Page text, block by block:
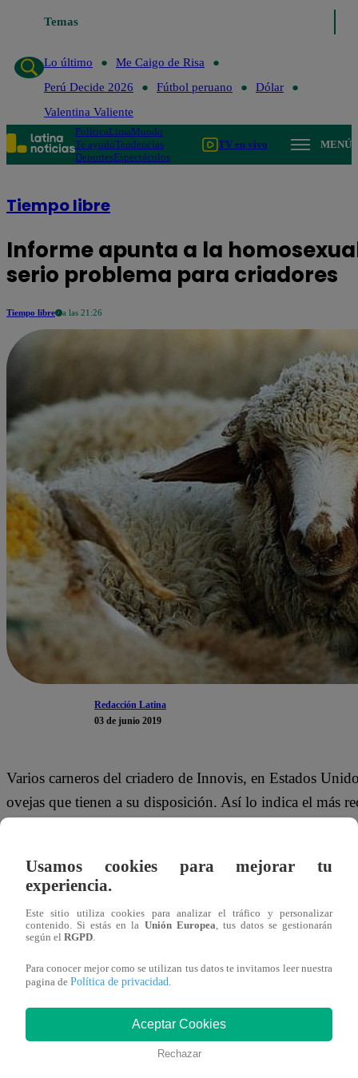
Temas
Lo último
Me Caigo de Risa
Perú Decide 2026
Fútbol peruano
Dólar
Valentina Valiente
PolíticaLimaMundo
Te ayudoTendencias
DeportesEspectáculos
TV en vivo MENÚ
Tiempo libre
Informe apunta a la
serio problema para criadores
Tiempo libre a las 21:26
Redacción Latina
03 de junio 2019
Varios carneros del criadero de Innovis, en Estados
ovejas que tienen a su disposición. Así lo indica el más
carneros se reproduzcan con muchas ovejas. Estos
El documental muestra cómo un carnero entra a un
aparearse con ellas. Por el contrario, intenta llegar a un
Usamos cookies para mejorar tu
experiencia.
Este sitio utiliza cookies para analizar el tráfico y personalizar
contenido. Si estás en la Unión Europea, tus datos se gestionarán
según el RGPD.
Para conocer mejor como se utilizan tus datos te invitamos leer nuestra
pagina de Política de privacidad.
Aceptar Cookies
Rechazar